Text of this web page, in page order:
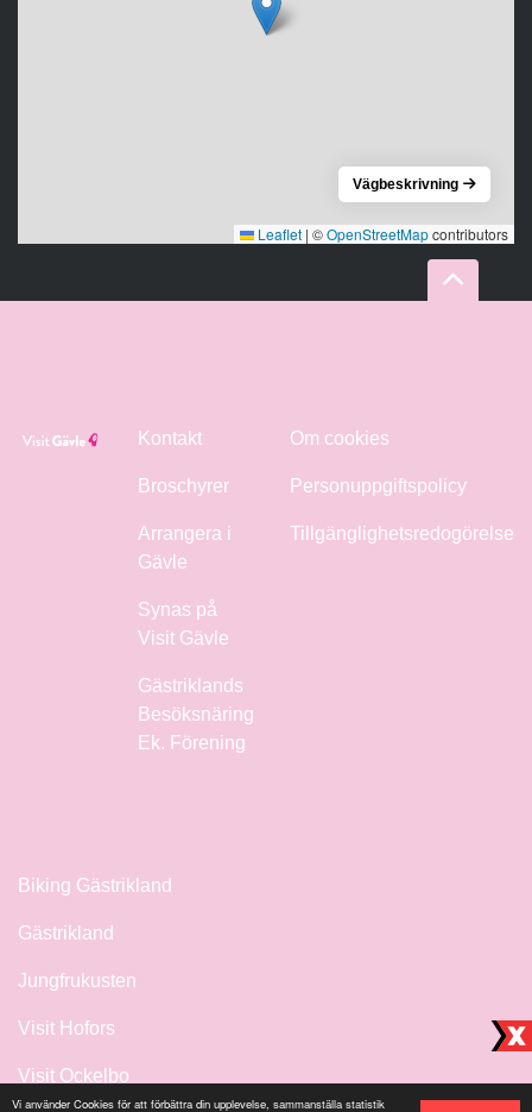
Vi använder Cookies för att förbättra din upplevelse, sammanställa statistik
Leaflet | ©OpenStreetMapcontributors
Vägbeskrivning
Kontakt
Broschyrer
Arrangera i
Gävle
Synas på
Visit Gävle
Gästriklands
Besöksnäring
Ek. Förening
Om cookies
Personuppgiftspolicy
Tillgänglighetsredogörelse
Biking Gästrikland
Gästrikland
Jungfrukusten
Visit Hofors
Visit Ockelbo